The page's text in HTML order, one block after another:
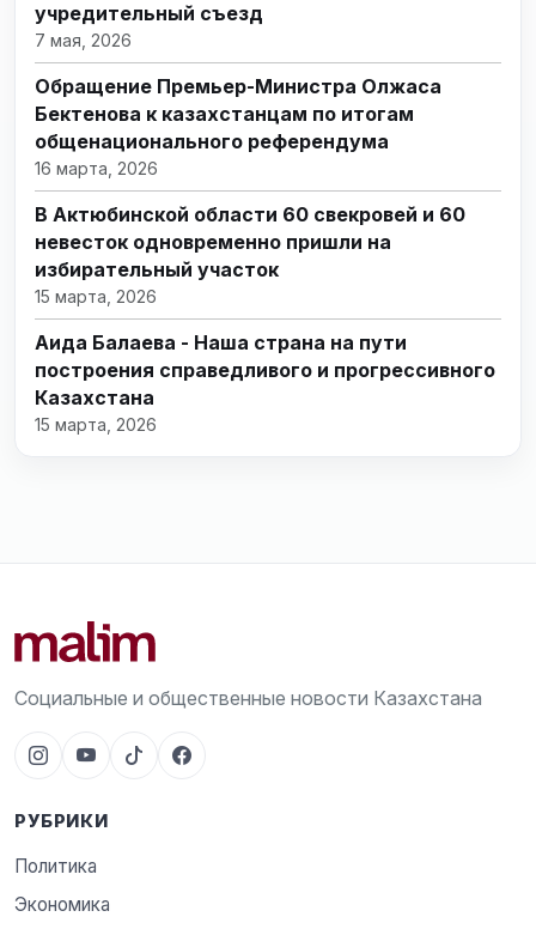
учредительный съезд
7 мая, 2026
Обращение Премьер-Министра Олжаса
Бектенова к казахстанцам по итогам
общенационального референдума
16 марта, 2026
В Актюбинской области 60 свекровей и 60
невесток одновременно пришли на
избирательный участок
15 марта, 2026
Аида Балаева - Наша страна на пути
построения справедливого и прогрессивного
Казахстана
15 марта, 2026
Социальные и общественные новости Казахстана
РУБРИКИ
Политика
Экономика